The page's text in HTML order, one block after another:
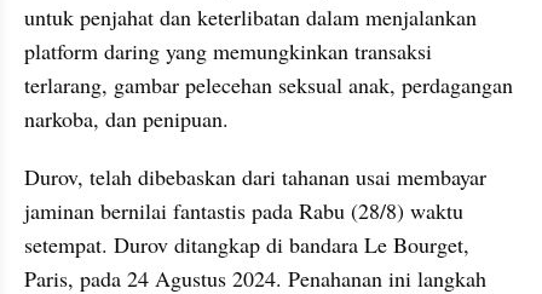
untuk penjahat dan keterlibatan dalam menjalankan
platform daring yang memungkinkan transaksi
terlarang, gambar pelecehan seksual anak, perdagangan
narkoba, dan penipuan.
Durov, telah dibebaskan dari tahanan usai membayar
jaminan bernilai fantastis pada Rabu (28/8) waktu
setempat. Durov ditangkap di bandara Le Bourget,
Paris, pada 24 Agustus 2024. Penahanan ini langkah